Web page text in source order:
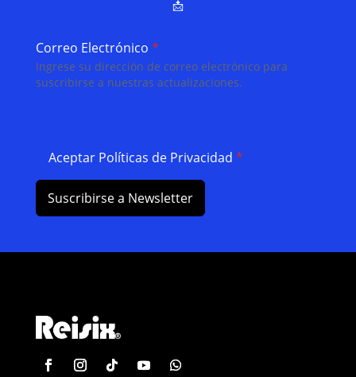
📩
Correo Electrónico *
Ingrese su dirección de correo electrónico para
suscribirse a nuestras actualizaciones.
Aceptar Políticas de Privacidad *
Suscribirse a Newsletter